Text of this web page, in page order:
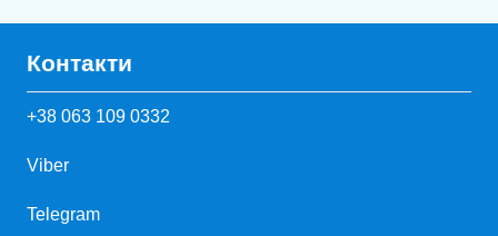
Контакти
+38 063 109 0332
Viber
Telegram